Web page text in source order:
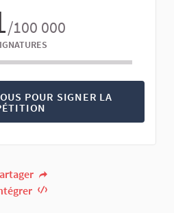
/100 000
POUR SIGNER LA